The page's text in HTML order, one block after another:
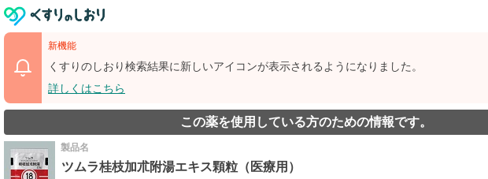
新機能
くすりのしおり検索結果に新しいアイコンが表示されるようになりました。
詳しくはこちら
この薬を使用している方のための情報です。
製品名
ツムラ桂枝加朮附湯エキス顆粒（医療用）